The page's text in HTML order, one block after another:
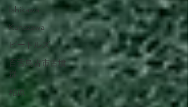
Ishikawa
Kanazawa
ビートルズ
百舌鳥古市古墳
群
柏原